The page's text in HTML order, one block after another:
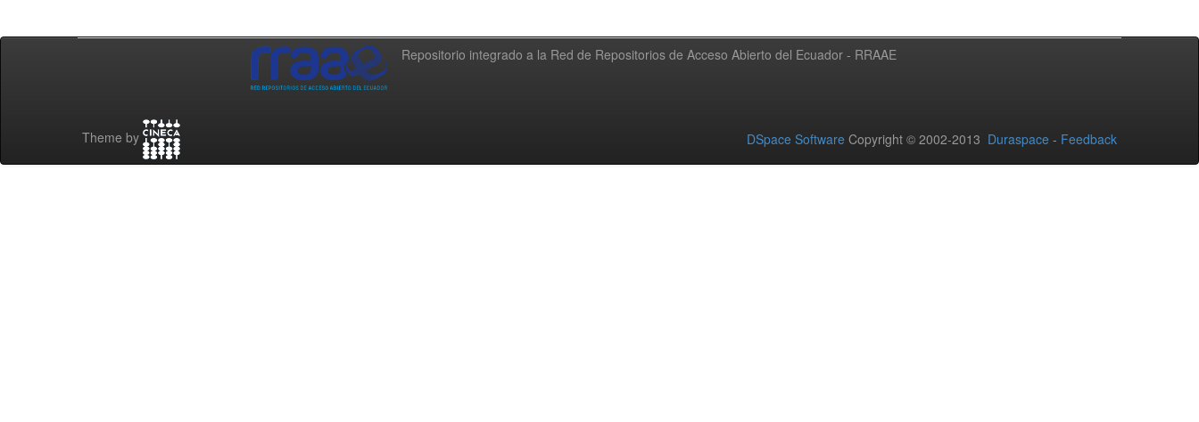
Repositorio integrado a la Red de Repositorios de Acceso Abierto del Ecuador - RRAAE
Theme by DSpace Software Copyright © 2002-2013 Duraspace - Feedback